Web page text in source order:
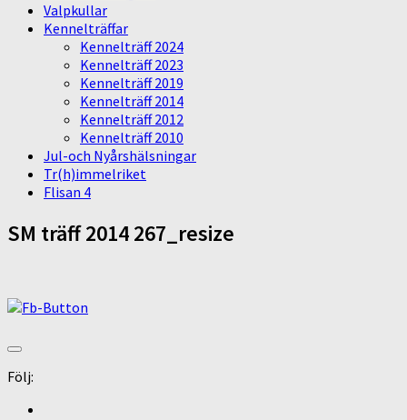
Valpkullar
Kennelträffar
Kennelträff 2024
Kennelträff 2023
Kennelträff 2019
Kennelträff 2014
Kennelträff 2012
Kennelträff 2010
Jul-och Nyårshälsningar
Tr(h)immelriket
Flisan 4
SM träff 2014 267_resize
Följ: